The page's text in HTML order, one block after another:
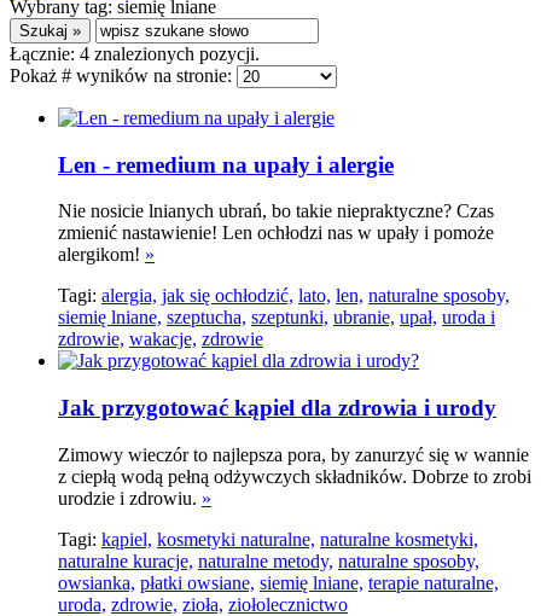
Wybrany tag: siemię lniane
Łącznie: 4 znalezionych pozycji.
Pokaż # wyników na stronie:
Len - remedium na upały i alergie
Nie nosicie lnianych ubrań, bo takie niepraktyczne? Czas
zmienić nastawienie! Len ochłodzi nas w upały i pomoże
alergikom! »
Tagi: alergia, jak się ochłodzić, lato, len, naturalne sposoby,
siemię lniane, szeptucha, szeptunki, ubranie, upał, uroda i
zdrowie, wakacje, zdrowie
Jak przygotować kąpiel dla zdrowia i urody
Zimowy wieczór to najlepsza pora, by zanurzyć się w wannie
z ciepłą wodą pełną odżywczych składników. Dobrze to zrobi
urodzie i zdrowiu. »
Tagi: kąpiel, kosmetyki naturalne, naturalne kosmetyki,
naturalne kuracje, naturalne metody, naturalne sposoby,
owsianka, płatki owsiane, siemię lniane, terapie naturalne,
uroda, zdrowie, zioła, ziołolecznictwo